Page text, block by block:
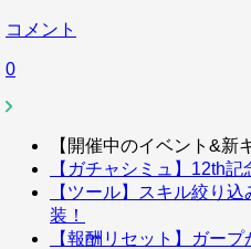
コメント
0
【開催中のイベント&新
【ガチャシミュ】12th
【ツール】スキル絞り
装！
【報酬リセット】ガー